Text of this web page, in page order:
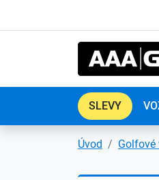
SLEVY
Úvod Golfové